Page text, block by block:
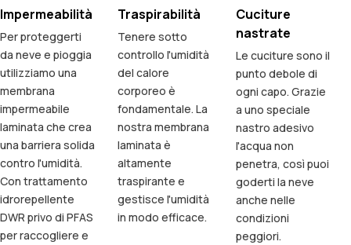
Impermeabilità
Per proteggerti
da neve e pioggia
utilizziamo una
membrana
impermeabile
laminata che crea
una barriera solida
contro l'umidità.
Con trattamento
idrorepellente
DWR privo di PFAS
per raccogliere e
Traspirabilità
Tenere sotto
controllo l'umidità
del calore
corporeo è
fondamentale. La
nostra membrana
laminata è
altamente
traspirante e
gestisce l'umidità
in modo efficace.
Cuciture
nastrate
Le cuciture sono il
punto debole di
ogni capo. Grazie
a uno speciale
nastro adesivo
l'acqua non
penetra, così puoi
goderti la neve
anche nelle
condizioni
peggiori.